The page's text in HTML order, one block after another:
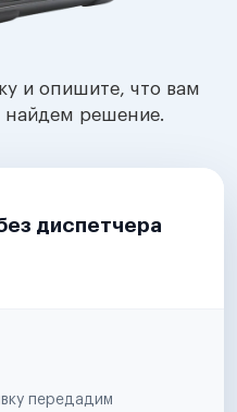
и опишите, что вам
решение.
диспетчера
передадим